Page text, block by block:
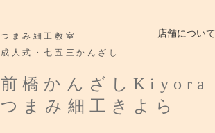
​つまみ細工教室
成人式・七五三かんざし
​前橋かんざしKiyora
​つまみ細工きよら
店舗について